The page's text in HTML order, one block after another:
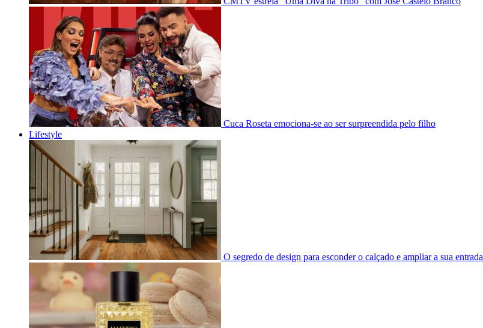
Cuca Roseta emociona-se ao ser surpreendida pelo filho
Lifestyle
O segredo de design para esconder o calçado e ampliar a sua entrada